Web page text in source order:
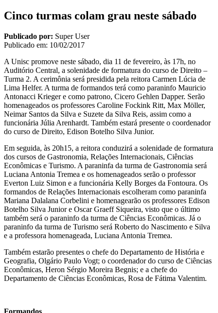
Cinco turmas colam grau neste sábado
Publicado por: Super User
Publicado em: 10/02/2017
A Unisc promove neste sábado, dia 11 de fevereiro, às 17h, no
Auditório Central, a solenidade de formatura do curso de Direito –
Turma 2. A cerimônia será presidida pela reitora Carmen Lúcia de
Lima Helfer. A turma de formandos terá como paraninfo Mauricio
Antonacci Krieger e como patrono, Cicero Gehlen Dapper. Serão
homenageados os professores Caroline Fockink Ritt, Max Möller,
Neimar Santos da Silva e Suzete da Silva Reis, assim como a
funcionária Júlia Arenhardt. Também estará presente o coordenador
do curso de Direito, Edison Botelho Silva Junior.
Em seguida, às 20h15, a reitora conduzirá a solenidade de formatura
dos cursos de Gastronomia, Relações Internacionais, Ciências
Econômicas e Turismo. A paraninfa da turma de Gastronomia será
Luciana Antonia Tremea e os homenageados serão o professor
Everton Luiz Simon e a funcionária Kelly Borges da Fontoura. Os
formandos de Relações Internacionais escolheram como paraninfa
Mariana Dalalana Corbelini e homenagearão os professores Edison
Botelho Silva Junior e Oscar Graeff Siqueira, visto que o último
também será o paraninfo da turma de Ciências Econômicas. Já o
paraninfo da turma de Turismo será Roberto do Nascimento e Silva
e a professora homenageada, Luciana Antonia Tremea.
Também estarão presentes o chefe do Departamento de História e
Geografia, Olgário Paulo Vogt; o coordenador do curso de Ciências
Econômicas, Heron Sérgio Moreira Begnis; e a chefe do
Departamento de Ciências Econômicas, Rosa de Fátima Valentim.